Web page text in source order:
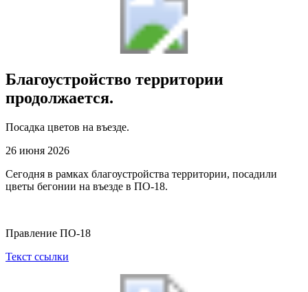
Благоустройство территории
продолжается.
Посадка цветов на въезде.
26 июня 2026
Сегодня в рамках благоустройства территории, посадили
цветы бегонии на въезде в ПО-18.
Правление ПО-18
Текст ссылки